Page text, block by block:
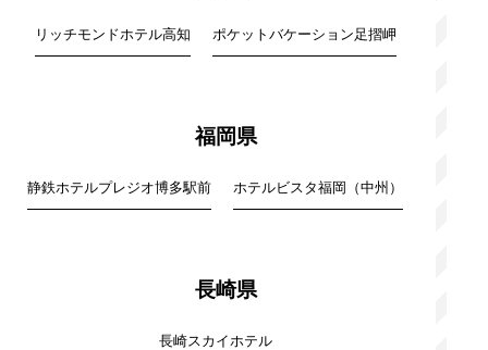
リッチモンドホテル高知 ポケットバケーション足摺岬
福岡県
静鉄ホテルプレジオ博多駅前 ホテルビスタ福岡（中州）
長崎県
長崎スカイホテル